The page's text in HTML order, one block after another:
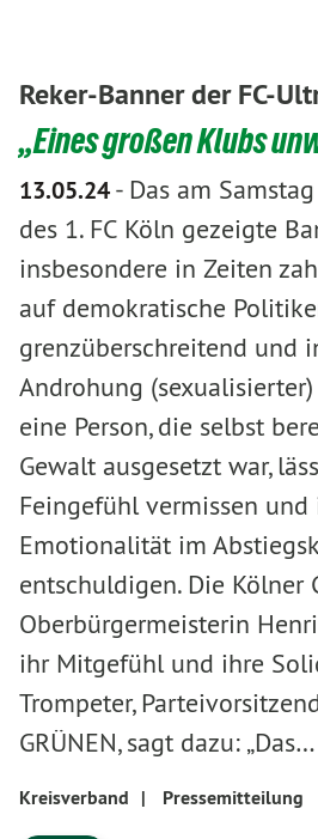
Reker-Banner der FC-
„Eines großen Klubs
13.05.24- Das am
des 1. FC Köln gezeigte
insbesondere in Zeiten
auf demokratische
grenzüberschreitend und
Androhung
eine Person, die selbst
Gewalt ausgesetzt war,
Feingefühl vermissen
Emotionalität im
entschuldigen. Die Kölner
Oberbürgermeisterin
ihr Mitgefühl und ihre
Trompeter,
GRÜNEN, sagt dazu: „Das…
Kreisverband | Pressemitteilung